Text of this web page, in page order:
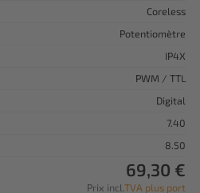
Coreless
Potentiomètre
IP4X
PWM / TTL
Digital
7.40
8.50
69,30 €
Prix incl. TVA plus port